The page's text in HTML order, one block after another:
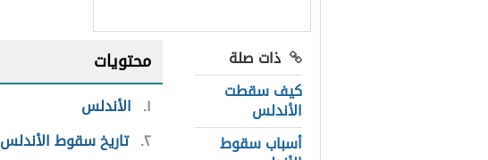
ذات صلة
كيف سقطت
الأندلس
أسباب سقوط
محتويات
١ الأندلس
٢ تاريخ سقوط الأندلس